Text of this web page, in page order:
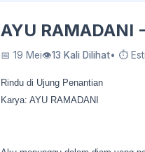
AYU RAMADANI
📅 19 Mei👁13 Kali Dilihat• ⏱
Rindu di Ujung Penantian
Karya: AYU RAMADANI